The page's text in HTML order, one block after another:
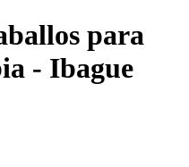
para
- Ibague